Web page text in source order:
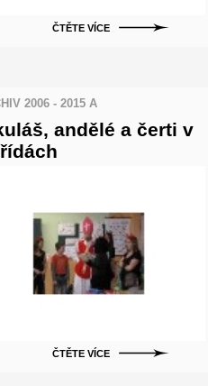
ČTĚTE VÍCE
2006 - 2015 A
andělé a čerti v
ČTĚTE VÍCE